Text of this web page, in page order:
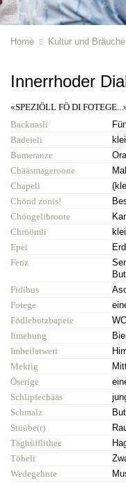
Home Kultur und Bräuche
Innerrhoder
«SPEZIÖLL FÖ DI
Backnasli
Badeieli
Bumeranze
Chääsmageroone
Chapeli
Chönd zonis!
Chöngelibroote
Chröömli
Epei
Fenz
Fidibus
Fotege
Födlebotzbapeie
Iimehung
Imbeilatweri
Mektig
Öserige
Schlipfechääs
Schmalz
Stüübe(r)
Täghüfflithee
Töbeli
Wedegehnte